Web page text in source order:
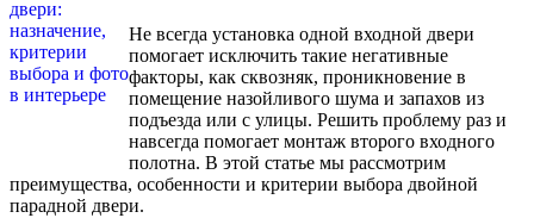
Не всегда установка одной входной двери
помогает исключить такие негативные
факторы, как сквозняк, проникновение в
помещение назойливого шума и запахов из
подъезда или с улицы. Решить проблему раз и
навсегда помогает монтаж второго входного
полотна. В этой статье мы рассмотрим
преимущества, особенности и критерии выбора двойной
парадной двери.